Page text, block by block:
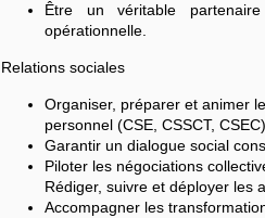
Être un véritable
opérationnelle.
Relations sociales
Organiser, préparer et animer
personnel (CSE, CSSCT,
Garantir un dialogue social
Piloter les négociations
Rédiger, suivre et déployer les
Accompagner les